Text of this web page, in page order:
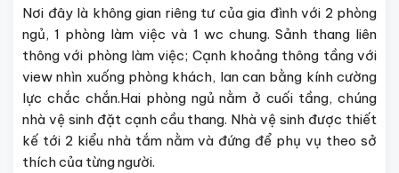
Nơi đây là không gian riêng tư của gia đình với 2 phòng
ngủ, 1 phòng làm việc và 1 wc chung. Sảnh thang liên
thông với phòng làm việc; Cạnh khoảng thông tầng với
view nhìn xuống phòng khách, lan can bằng kính cường
lực chắc chắn.Hai phòng ngủ nằm ở cuối tầng, chúng
nhà vệ sinh đặt cạnh cầu thang. Nhà vệ sinh được thiết
kế tới 2 kiểu nhà tắm nằm và đứng để phụ vụ theo sở
thích của từng người.